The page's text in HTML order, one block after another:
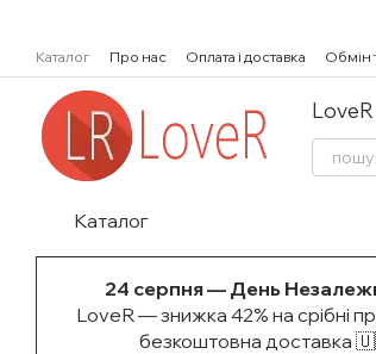
Каталог Про нас Оплата і доставка Обмін
Каталог
24 серпня — День
LoveR — знижка 42% на срібні
безкоштовна доставка